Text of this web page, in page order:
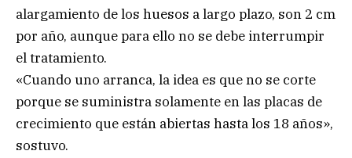
alargamiento de los huesos a largo plazo, son 2 cm
por año, aunque para ello no se debe interrumpir
el tratamiento.
«Cuando uno arranca, la idea es que no se corte
porque se suministra solamente en las placas de
crecimiento que están abiertas hasta los 18 años»,
sostuvo.